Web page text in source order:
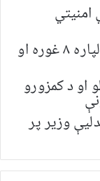
څنګه ښکلي واوسو؟ د طبیعي ښکلا لپاره ۸ غوره او
او د کمزورو
وزیر پر